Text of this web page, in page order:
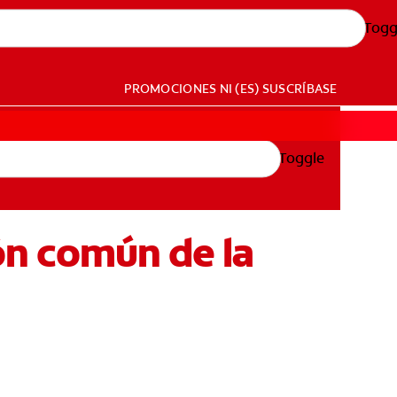
PROMOCIONES NI (ES) SUSCRÍBASE
Toggle
común de la